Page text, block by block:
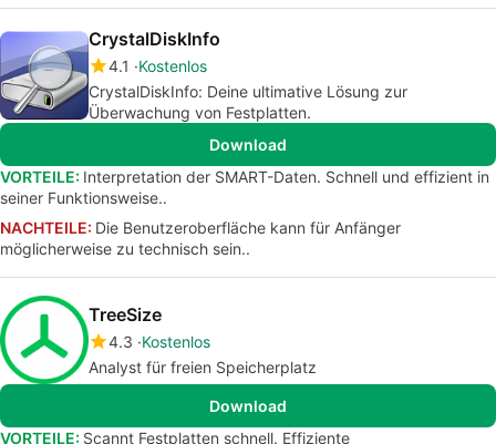
CrystalDiskInfo
4.1
Kostenlos
CrystalDiskInfo: Deine ultimative Lösung zur
Überwachung von Festplatten.
Download
VORTEILE: Interpretation der SMART-Daten. Schnell und effizient in
seiner Funktionsweise..
NACHTEILE: Die Benutzeroberfläche kann für Anfänger
möglicherweise zu technisch sein..
TreeSize
4.3 Kostenlos
Analyst für freien Speicherplatz
Download
VORTEILE: Scannt Festplatten schnell. Effiziente